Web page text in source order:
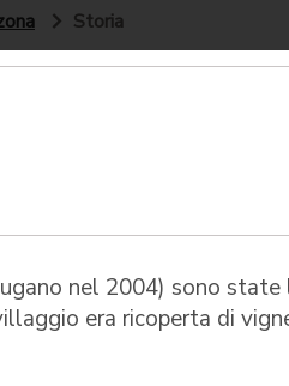
Storia
nel 2004) sono
era ricoperta di